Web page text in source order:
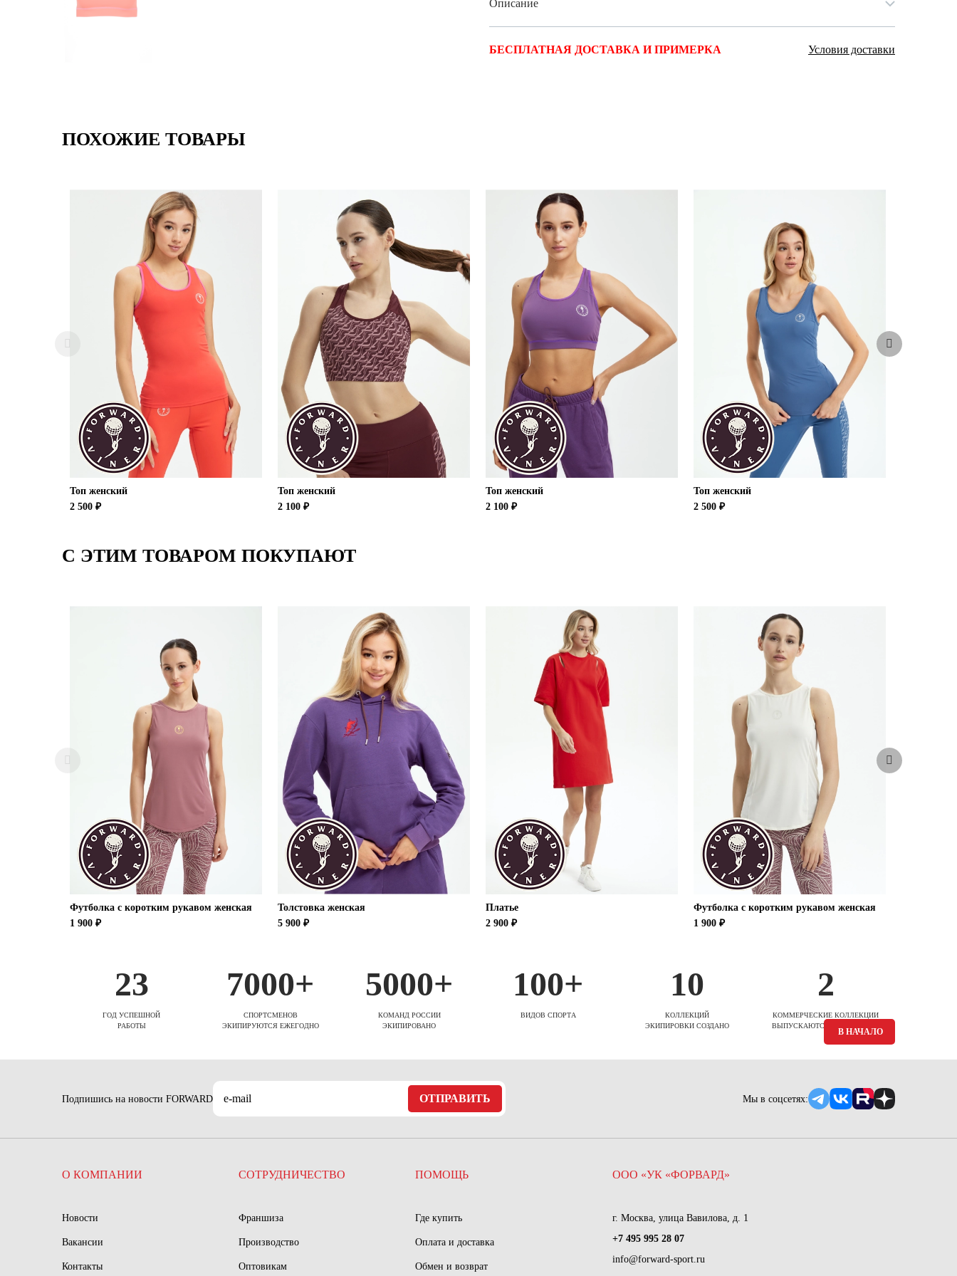
Описание
БЕСПЛАТНАЯ ДОСТАВКА И ПРИМЕРКА Условия доставки
ПОХОЖИЕ ТОВАРЫ
Топ женский
2 500 ₽
Топ женский
2 100 ₽
Топ женский
2 100 ₽
Топ женский
2 500 ₽
С ЭТИМ ТОВАРОМ ПОКУПАЮТ
Футболка с коротким рукавом женская
1 900 ₽
Толстовка женская
5 900 ₽
Платье
2 900 ₽
Футболка с коротким рукавом женская
1 900 ₽
23
ГОД УСПЕШНОЙ
РАБОТЫ
7000+
СПОРТСМЕНОВ
ЭКИПИРУЮТСЯ ЕЖЕГОДНО
5000+
КОМАНД РОССИИ
ЭКИПИРОВАНО
100+
ВИДОВ СПОРТА
10
КОЛЛЕКЦИЙ
ЭКИПИРОВКИ СОЗДАНО
2
КОММЕРЧЕСКИЕ КОЛЛЕКЦИИ
ВЫПУСКАЮТСЯ ЕЖЕСЕЗОННО
В НАЧАЛО
Подпишись на новости FORWARD ОТПРАВИТЬ Мы в соцсетях:
О КОМПАНИИ
Новости
Вакансии
Контакты
СОТРУДНИЧЕСТВО
Франшиза
Производство
Оптовикам
ПОМОЩЬ
Где купить
Оплата и доставка
Обмен и возврат
ООО «УК «ФОРВАРД»
г. Москва, улица Вавилова, д. 1
+7 495 995 28 07
info@forward-sport.ru